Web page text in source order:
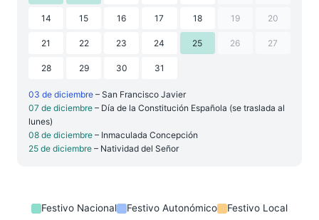
14 15 16 17 18 19 20
21 22 23 24 25 26 27
28 29 30 31
03 de diciembre – San Francisco Javier
07 de diciembre – Día de la Constitución Española (se traslada al
lunes)
08 de diciembre – Inmaculada Concepción
25 de diciembre – Natividad del Señor
Festivo Nacional Festivo Autonómico Festivo Local